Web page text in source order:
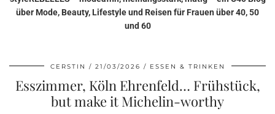
über Mode, Beauty, Lifestyle und Reisen für Frauen über 40, 50
und 60
CERSTIN 21/03/2026 ESSEN & TRINKEN
Esszimmer, Köln Ehrenfeld… Frühstück,
but make it Michelin-worthy